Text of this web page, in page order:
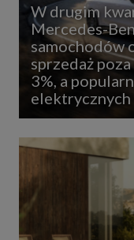
W drugim
Mercedes-
samochodów
sprzedaż
3%, a
elektrycznych